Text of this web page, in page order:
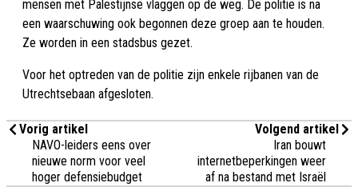
mensen met Palestijnse vlaggen op de weg. De politie is na
een waarschuwing ook begonnen deze groep aan te houden.
Ze worden in een stadsbus gezet.
Voor het optreden van de politie zijn enkele rijbanen van de
Utrechtsebaan afgesloten.
Vorig artikel
NAVO-leiders eens over
nieuwe norm voor veel
hoger defensiebudget
Volgend artikel
Iran bouwt
internetbeperkingen weer
af na bestand met Israël